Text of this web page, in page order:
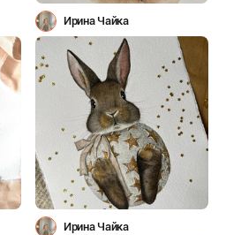
Ирина Чайка
Ирина Чайка